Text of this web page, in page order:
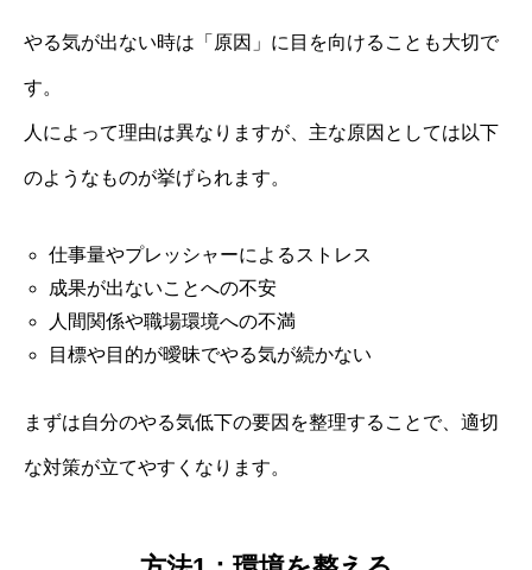
やる気が出ない時は「原因」に目を向けることも大切で
す。
人によって理由は異なりますが、主な原因としては以下
のようなものが挙げられます。
仕事量やプレッシャーによるストレス
成果が出ないことへの不安
人間関係や職場環境への不満
目標や目的が曖昧でやる気が続かない
まずは自分のやる気低下の要因を整理することで、適切
な対策が立てやすくなります。